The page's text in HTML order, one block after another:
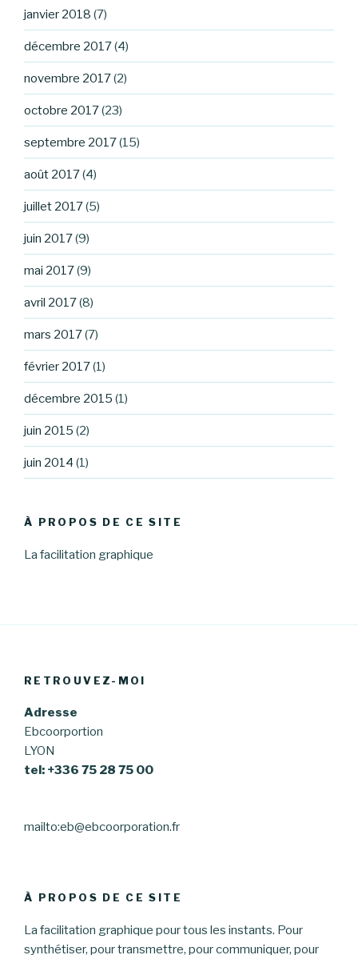
janvier 2018 (7)
décembre 2017(4)
novembre 2017(2)
octobre 2017(23)
septembre 2017(15)
août 2017(4)
juillet 2017(5)
juin 2017(9)
mai 2017(9)
avril 2017(8)
mars 2017(7)
février 2017(1)
décembre 2015 (1)
juin 2015 (2)
juin 2014 (1)
À PROPOS DE CE SITE
La facilitation graphique
RETROUVEZ-MOI
Adresse
Ebcoorportion
LYON
tel: +336 75 28 75 00
mailto:eb@ebcoorporation.fr
À PROPOS DE CE SITE
La facilitation graphique pour tous les instants. Pour
synthétiser, pour transmettre, pour communiquer, pour